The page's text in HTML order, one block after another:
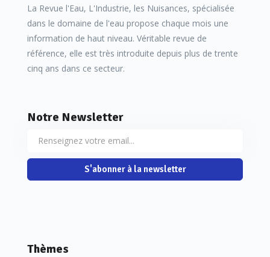
La Revue l'Eau, L'Industrie, les Nuisances, spécialisée
dans le domaine de l'eau propose chaque mois une
information de haut niveau. Véritable revue de
référence, elle est très introduite depuis plus de trente
cinq ans dans ce secteur.
Notre Newsletter
S'abonner à la newsletter
Thèmes